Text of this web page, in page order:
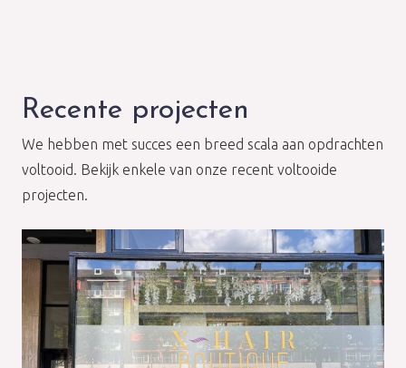
Recente projecten
We hebben met succes een breed scala aan opdrachten
voltooid. Bekijk enkele van onze recent voltooide
projecten.